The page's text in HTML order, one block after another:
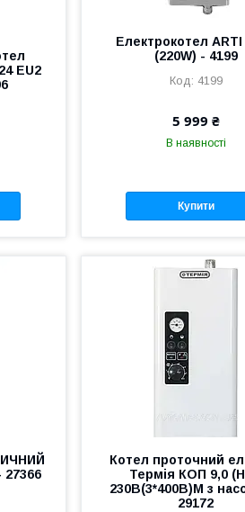
EU2
Електрокотел ARTI
(220W) - 4199
4199
5 999 ₴
В наявності
Купити
Котел проточний
Термія КОП 9,0
230В(3*400В)М з
29172